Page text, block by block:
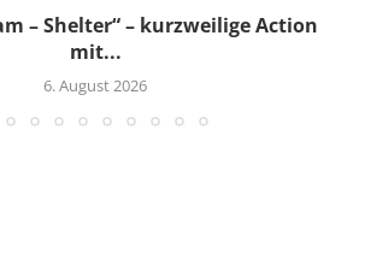
– Shelter“ – kurzweilige Action
mit...
6. August 2026